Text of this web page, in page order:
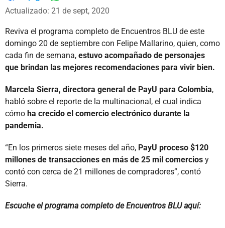
Facebook
X
Actualizado: 21 de sept, 2020
Reviva el programa completo de Encuentros BLU de este
domingo 20 de septiembre con Felipe Mallarino, quien, como
cada fin de semana, estuvo acompañado de personajes
que brindan las mejores recomendaciones para vivir bien.
Marcela Sierra, directora general de PayU para Colombia,
habló sobre el reporte de la multinacional, el cual indica
cómo ha crecido el comercio electrónico durante la
pandemia.
“En los primeros siete meses del año, PayU proceso $120
millones de transacciones en más de 25 mil comercios y
contó con cerca de 21 millones de compradores”, contó
Sierra.
Escuche el programa completo de Encuentros BLU aquí: